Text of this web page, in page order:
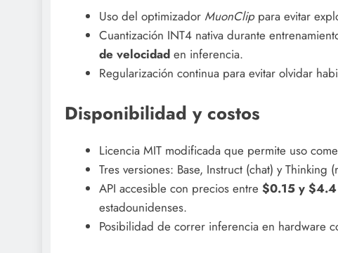
Uso del optimizador MuonClippara evitar
Cuantización INT4 nativa durante
de velocidaden inferencia.
Regularización continua para evitar olvidar
Disponibilidad y costos
Licencia MIT modificada que permite uso
Tres versiones: Base, Instruct (chat) y Thinking
API accesible con precios entre $0.15 y
estadounidenses.
Posibilidad de correr inferencia en hardware